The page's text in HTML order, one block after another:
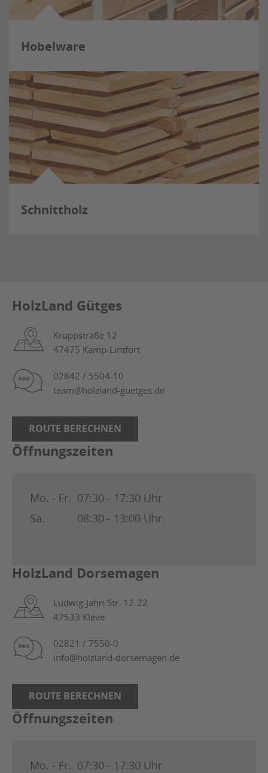
Hobelware
Schnittholz
HolzLand Gütges
Kruppstraße 12
47475 Kamp-Lintfort
02842 / 5504-10
team@holzland-guetges.de
ROUTE BERECHNEN
Öffnungszeiten
Mo. - Fr. 07:30 - 17:30 Uhr
Sa.
08:30 - 13:00 Uhr
HolzLand Dorsemagen
Ludwig-Jahn-Str. 12-22
47533 Kleve
02821 / 7550-0
info@holzland-dorsemagen.de
ROUTE BERECHNEN
Öffnungszeiten
Mo. - Fr. 07:30 - 17:30 Uhr